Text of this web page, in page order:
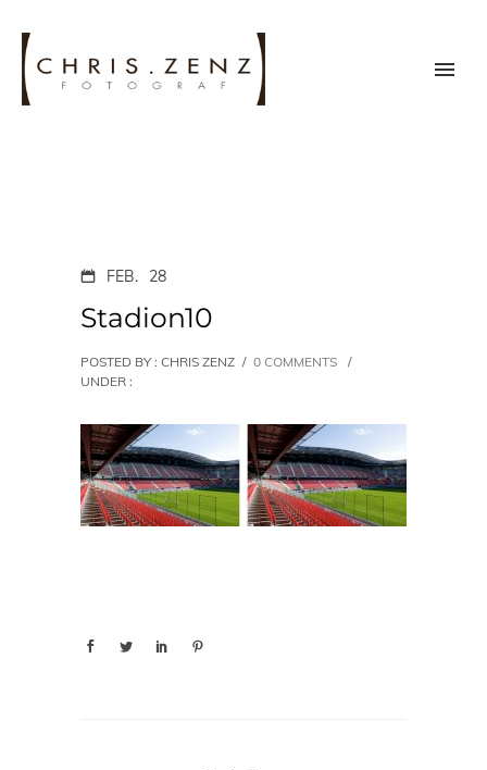
FEB. 28
Stadion10
POSTED BY : CHRIS ZENZ / 0 COMMENTS
/
UNDER :